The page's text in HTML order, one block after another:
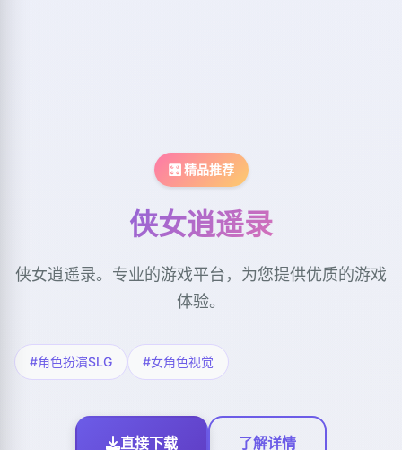
🎛️ 精品推荐
侠女逍遥录
侠女逍遥录。专业的游戏平台，为您提供优质的游戏
体验。
#角色扮演SLG #女角色视觉
直接下载 了解详情